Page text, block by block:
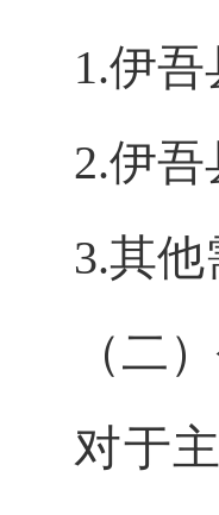
1.伊
2.伊
3.其
（二）
对于